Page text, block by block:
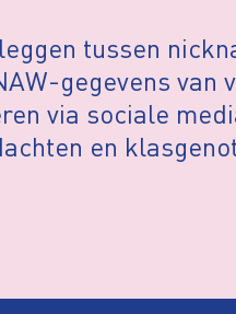
tussen
gegevens van
via sociale
en